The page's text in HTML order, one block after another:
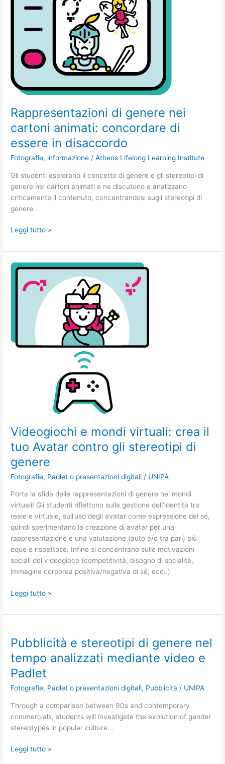
Rappresentazioni di genere nei
cartoni animati: concordare di
essere in disaccordo
Fotografie, informazione /Athens Lifelong Learning Institute
Gli studenti esplorano il concetto di genere e gli stereotipi di
genere nei cartoni animati e ne discutono e analizzano
criticamente il contenuto, concentrandosi sugli stereotipi di
genere.
disaccordo
Leggi tutto »
Videogiochi e mondi virtuali: crea il
tuo Avatar contro gli stereotipi di
genere
Fotografie, Padlet o presentazioni digitali / UNIPA
Porta la sfida delle rappresentazioni di genere nei mondi
virtuali! Gli studenti riflettono sulla gestione dell’identità tra
reale e virtuale, sull’uso degli avatar come espressione del sé,
quindi sperimentano la creazione di avatar per una
rappresentazione e una valutazione (auto e/o tra pari) più
eque e rispettose. Infine si concentrano sulle motivazioni
sociali del videogioco (competitività, bisogno di socialità,
immagine corporea positiva/negativa di sé, ecc..)
Videogiochi
mondi
Avatar
Leggi tutto »
Pubblicità e stereotipi di genere nel
tempo analizzati mediante video e
Padlet
Fotografie, Padlet o presentazioni digitali, Pubblicità / UNIPA
Through a comparison between 90s and contemporary
commercials, students will investigate the evolution of gender
stereotypes in popular culture…
Pubblicità
stereotipi
di
genere
tempo
analizzati
mediante
e
Leggi tutto »